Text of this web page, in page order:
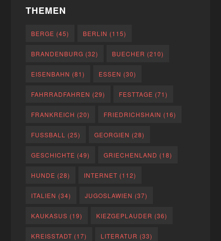
THEMEN
BERGE (45) BERLIN (115)
BRANDENBURG (32) BUECHER (210)
EISENBAHN (81) ESSEN (30)
FAHRRADFAHREN (29) FESTTAGE (71)
FRANKREICH (20) FRIEDRICHSHAIN (16)
FUSSBALL (25) GEORGIEN (28)
GESCHICHTE (49) GRIECHENLAND (18)
HUNDE (28) INTERNET (112)
ITALIEN (34) JUGOSLAWIEN (37)
KAUKASUS (19) KIEZGEPLAUDER (36)
KREISSTADT (17) LITERATUR (33)